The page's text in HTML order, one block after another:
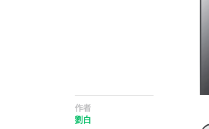
作者
劉白